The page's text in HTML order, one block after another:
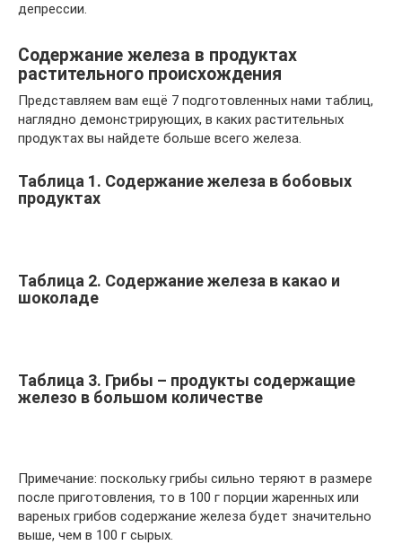
депрессии.
Содержание железа в продуктах
растительного происхождения
Представляем вам ещё 7 подготовленных нами таблиц,
наглядно демонстрирующих, в каких растительных
продуктах вы найдете больше всего железа.
Таблица 1. Содержание железа в бобовых
продуктах
Таблица 2. Содержание железа в какао и
шоколаде
Таблица 3. Грибы – продукты содержащие
железо в большом количестве
Примечание: поскольку грибы сильно теряют в размере
после приготовления, то в 100 г порции жаренных или
вареных грибов содержание железа будет значительно
выше, чем в 100 г сырых.